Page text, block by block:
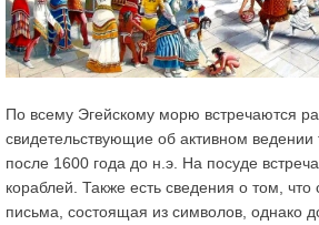
По всему Эгейскому морю встречаются
свидетельствующие об активном ведении
после 1600 года до н.э. На посуде
кораблей. Также есть сведения о том,
письма, состоящая из символов, однако